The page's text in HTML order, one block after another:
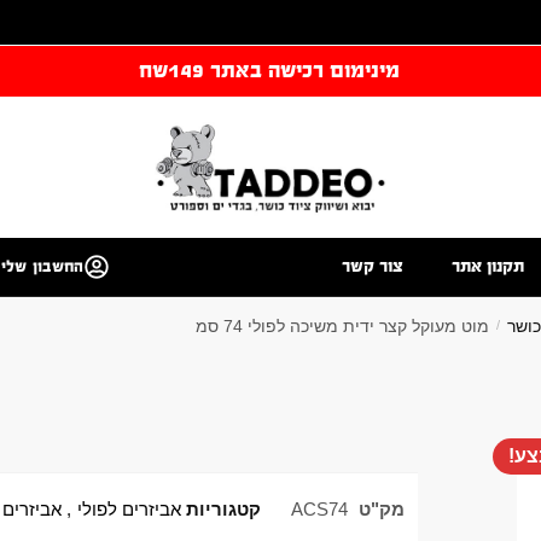
מינימום רכישה באתר 149שח
תקנון אתר צור קשר החשבון שלי
/ מוט מעוקל קצר ידית משיכה לפולי 74 סמ
מק"ט ACS74 קטגוריות אביזרים לפולי ,